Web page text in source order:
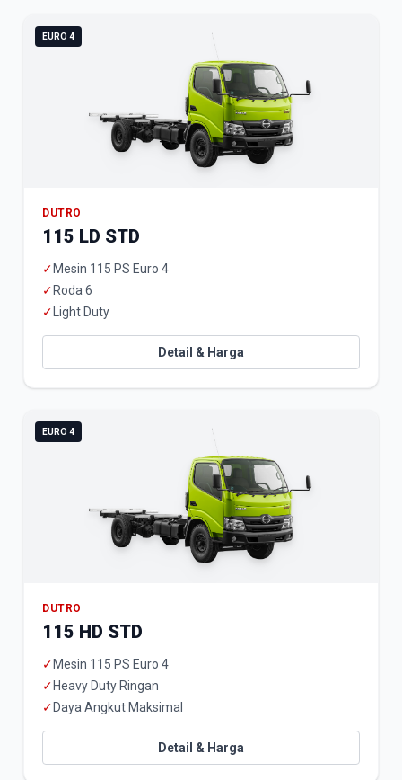
EURO 4
DUTRO
115 LD STD
✓ Mesin 115 PS Euro 4
✓ Roda 6
✓ Light Duty
Detail & Harga
EURO 4
DUTRO
115 HD STD
✓ Mesin 115 PS Euro 4
✓ Heavy Duty Ringan
✓ Daya Angkut Maksimal
Detail & Harga